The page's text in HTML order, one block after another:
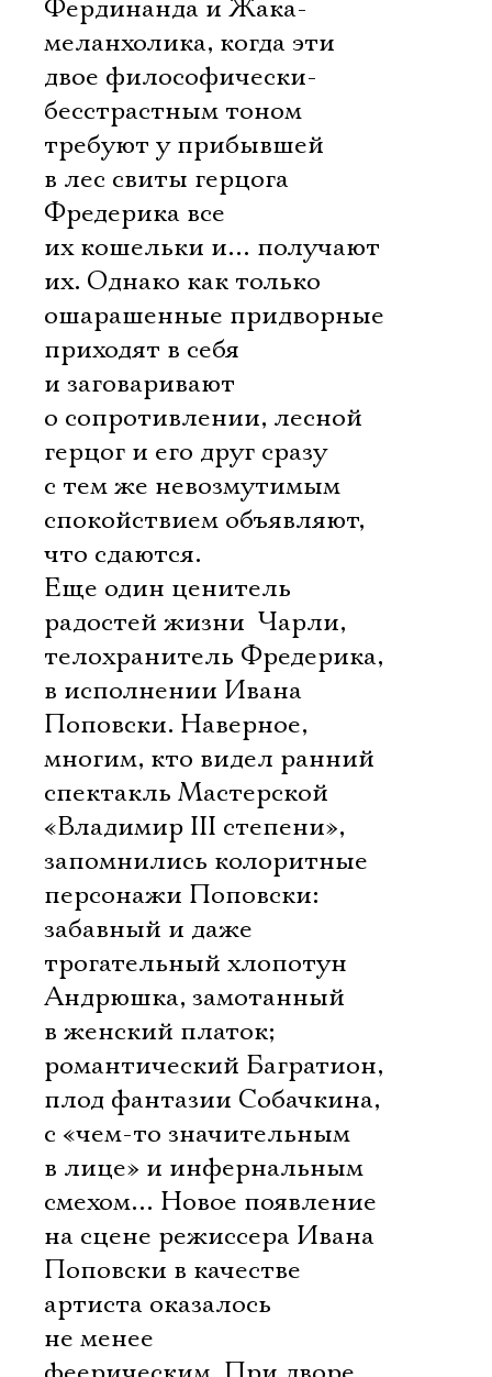
Фердинанда и Жака-
меланхолика, когда эти
двое философически-
бесстрастным тоном
требуют у прибывшей
в лес свиты герцога
Фредерика все
их кошельки и… получают
их. Однако как только
ошарашенные придворные
приходят в себя
и заговаривают
о сопротивлении, лесной
герцог и его друг сразу
с тем же невозмутимым
спокойствием объявляют,
что сдаются.
Еще один ценитель
радостей жизни  Чарли,
телохранитель Фредерика,
в исполнении Ивана
Поповски. Наверное,
многим, кто видел ранний
спектакль Мастерской
«Владимир III степени»,
запомнились колоритные
персонажи Поповски:
забавный и даже
трогательный хлопотун
Андрюшка, замотанный
в женский платок;
романтический Багратион,
плод фантазии Собачкина,
с «чем-то значительным
в лице» и инфернальным
смехом… Новое появление
на сцене режиссера Ивана
Поповски в качестве
артиста оказалось
не менее